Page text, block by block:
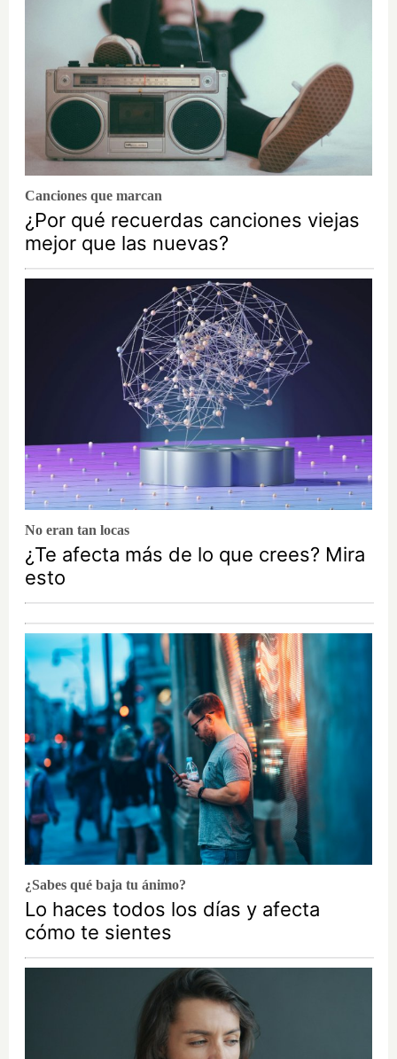
Canciones que marcan
¿Por qué recuerdas canciones viejas
mejor que las nuevas?
No eran tan locas
¿Te afecta más de lo que crees? Mira
esto
¿Sabes qué baja tu ánimo?
Lo haces todos los días y afecta
cómo te sientes